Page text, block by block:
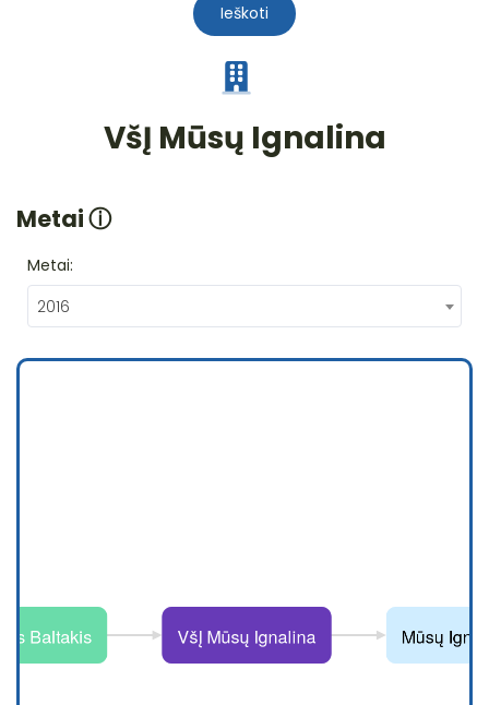
Ieškoti
VšĮ Mūsų Ignalina
Metaiⓘ
Metai:
2016